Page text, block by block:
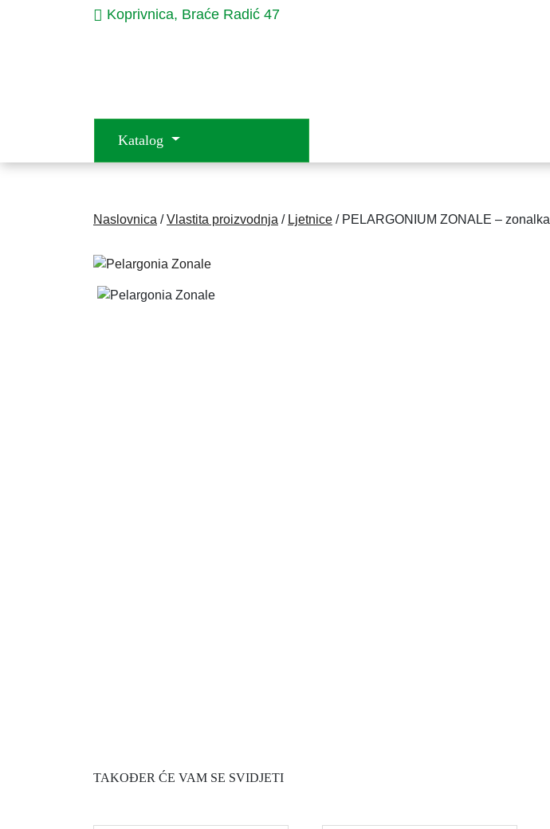
Koprivnica, Braće Radić 47
Katalog
Naslovnica /Vlastita proizvodnja / Ljetnice / PELARGONIUM ZONALE – zonalka
TAKOĐER ĆE VAM SE SVIDJETI